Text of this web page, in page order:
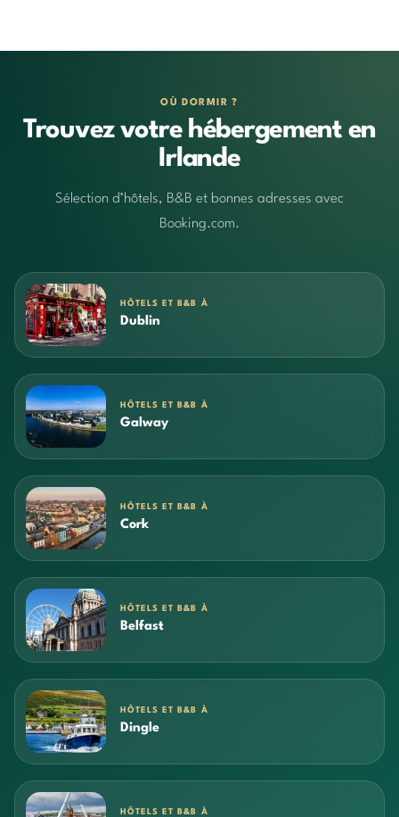
OÙ DORMIR ?
Trouvez votre hébergement en
Irlande
Sélection d’hôtels, B&B et bonnes adresses avec
Booking.com.
HÔTELS ET B&B À
Dublin
HÔTELS ET B&B À
Galway
HÔTELS ET B&B À
Cork
HÔTELS ET B&B À
Belfast
HÔTELS ET B&B À
Dingle
HÔTELS ET B&B À